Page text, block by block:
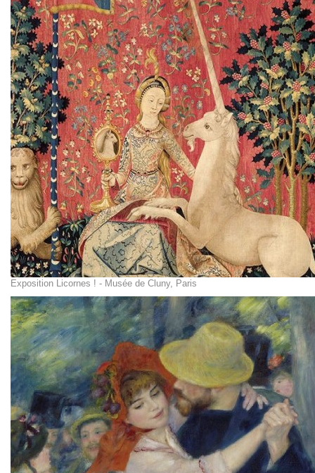
Exposition Licornes ! - Musée de Cluny, Paris